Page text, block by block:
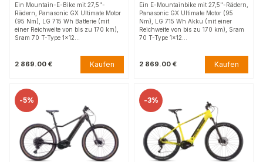
Ein Mountain-E-Bike mit 27,5"-
Rädern, Panasonic GX Ultimate Motor
(95 Nm), LG 715 Wh Batterie (mit
einer Reichweite von bis zu 170 km),
Sram 70 T-Type 1x12…
2 869.00 € Kaufen
Ein E-Mountainbike mit 27,5"-Rädern,
Panasonic GX Ultimate Motor (95
Nm), LG 715 Wh Akku (mit einer
Reichweite von bis zu 170 km), Sram
70 T-Type 1x12…
2 869.00 € Kaufen
-5% -3%